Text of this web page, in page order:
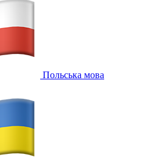
Польська мова